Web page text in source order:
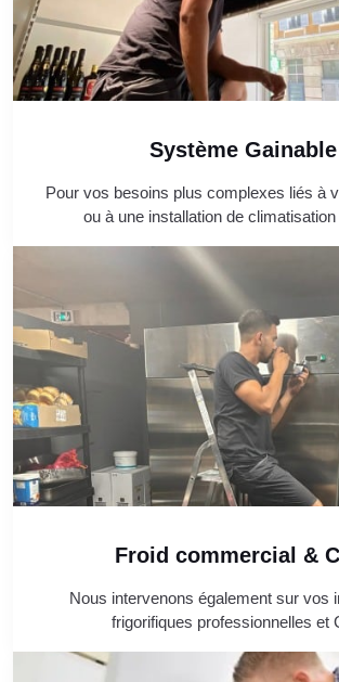
Système Gainable
Pour vos besoins plus complexes liés à
ou à une installation de climatisation
Froid commercial &
Nous intervenons également sur vos
frigorifiques professionnelles et